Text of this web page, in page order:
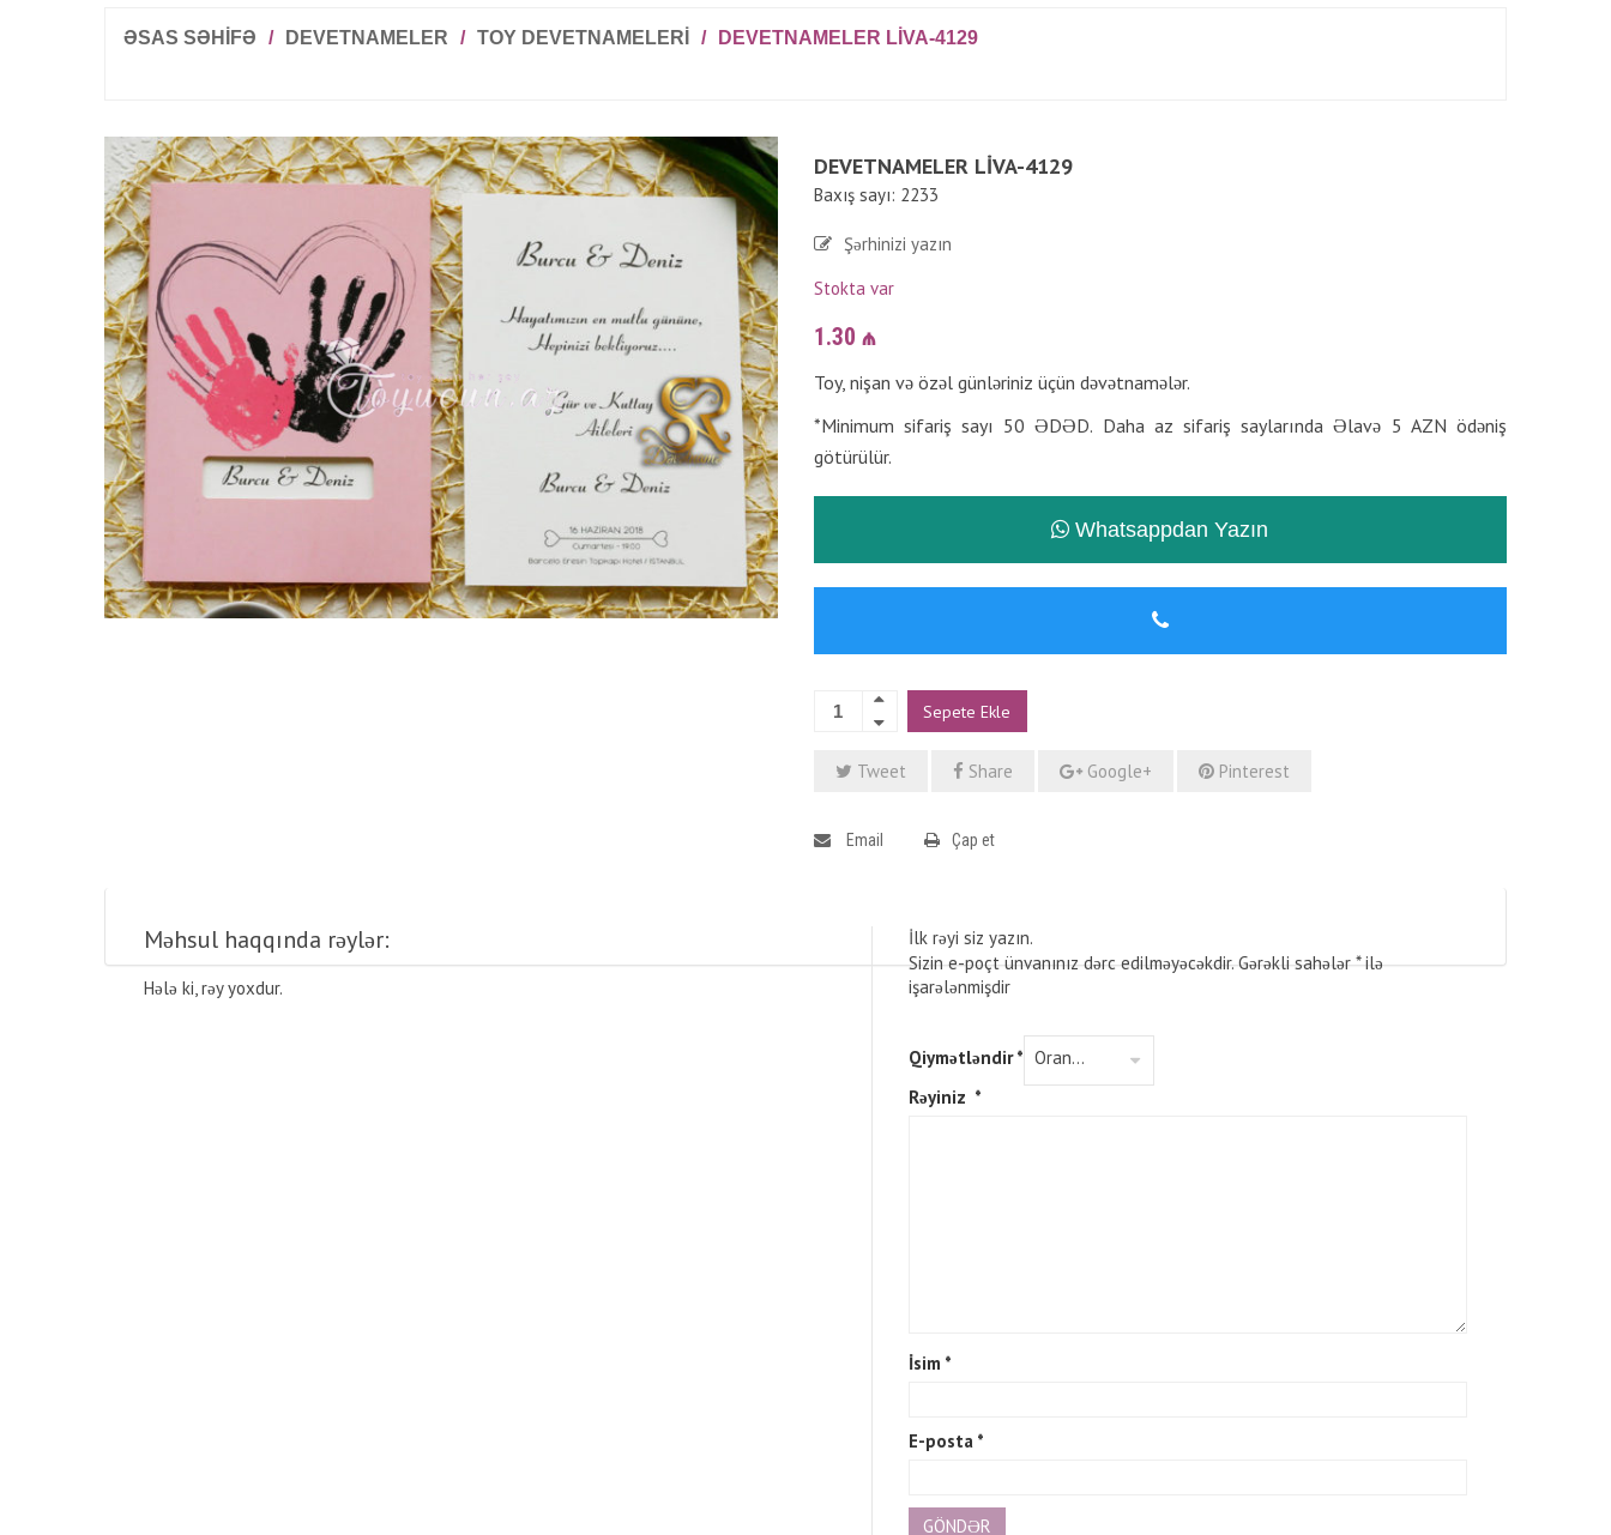
ƏSAS SƏHİFƏ / DEVETNAMELER / TOY DEVETNAMELERI / DEVETNAMELER LIVA-4129
DEVETNAMELER LIVA-4129
Baxış sayı: 2233
Şərhinizi yazın
Stokta var
1.30 ₼
Toy, nişan və özəl günləriniz üçün dəvətnamələr.
*Minimum sifariş sayı 50 ƏDƏD. Daha az sifariş saylarında Əlavə 5 AZN ödəniş
götürülür.
Whatsappdan Yazın
Sepete Ekle
Tweet Share Google+ Pinterest
Email Çap et
Məhsul haqqında rəylər:
Hələ ki, rəy yoxdur.
İlk rəyi siz yazın.
Sizin e-poçt ünvanınız dərc edilməyəcəkdir. Gərəkli sahələr*ilə
işarələnmişdir
Qiymətləndir*
Rəyiniz *
İsim *
E-posta *